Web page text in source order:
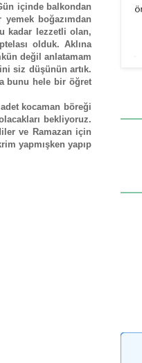
içinde balkondan
boğazımdan
kadar lezzetli olan,
olduk. Aklına
değil anlatamam
siz düşünün artık.
bunu hele bir öğret
kocaman böreği
bekliyoruz.
ve Ramazan için
yapmışken yapıp